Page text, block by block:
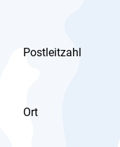
Postleitzahl
Ort